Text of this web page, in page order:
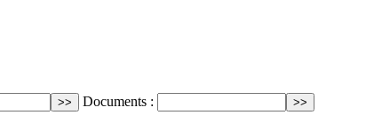
Documents :